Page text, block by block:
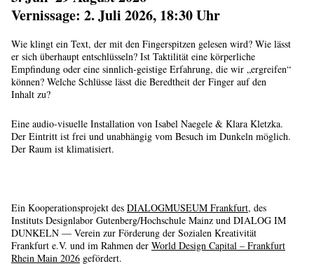
Vernissage: 2. Juli 2026, 18:30 Uhr
Wie klingt ein Text, der mit den Fingerspitzen gelesen wird? Wie lässt
er sich überhaupt entschlüsseln? Ist Taktilität eine körperliche
Empfindung oder eine sinnlich-geistige Erfahrung, die wir „ergreifen“
können? Welche Schlüsse lässt die Beredtheit der Finger auf den
Inhalt zu?
Eine audio-visuelle Installation von Isabel Naegele & Klara Kletzka.
Der Eintritt ist frei und unabhängig vom Besuch im Dunkeln möglich.
Der Raum ist klimatisiert.
Ein Kooperationsprojekt des DIALOGMUSEUM Frankfurt, des
Instituts Designlabor Gutenberg/Hochschule Mainz und DIALOG IM
DUNKELN — Verein zur Förderung der Sozialen Kreativität
Frankfurt e.V. und im Rahmen der World Design Capital – Frankfurt
Rhein Main 2026 gefördert.